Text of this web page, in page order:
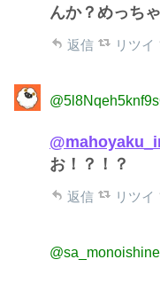
んか？めっち
返信 リツイ
お！？！？
返信 リツイ